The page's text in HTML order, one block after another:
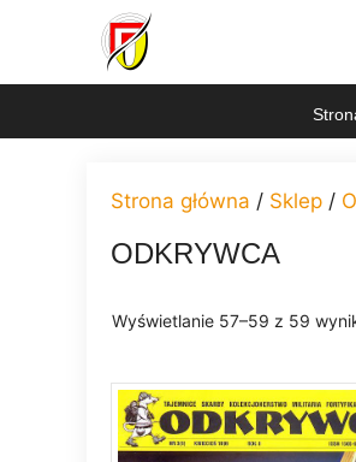
Strona główna / Sklep /
ODKRYWCA
Wyświetlanie 57–59 z 59